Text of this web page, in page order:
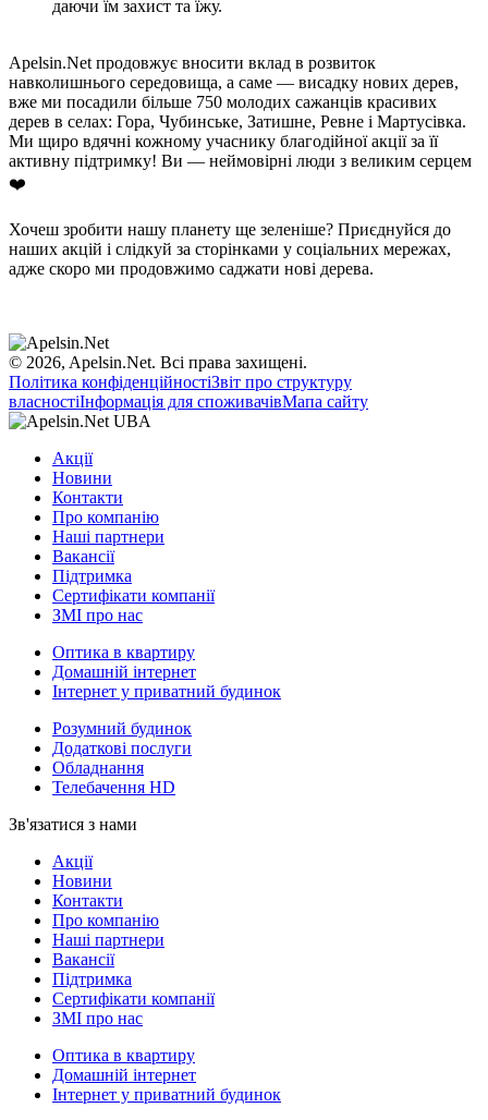
даючи їм захист та їжу.
Apelsin.Net продовжує вносити вклад в розвиток
навколишнього середовища, а саме — висадку нових дерев,
вже ми посадили більше 750 молодих сажанців красивих
дерев в селах: Гора, Чубинське, Затишне, Ревне і Мартусівка.
Ми щиро вдячні кожному учаснику благодійної акції за її
активну підтримку! Ви — неймовірні люди з великим серцем
❤️
Хочеш зробити нашу планету ще зеленіше? Приєднуйся до
наших акцій і слідкуй за сторінками у соціальних мережах,
адже скоро ми продовжимо саджати нові дерева.
© 2026, Apelsin.Net. Всі права захищені.
Політика конфіденційностіЗвіт про структуру
власностіІнформація для споживачівМапа сайту
Акції
Новини
Контакти
Про компанію
Наші партнери
Вакансії
Підтримка
Сертифікати компанії
ЗМІ про нас
Оптика в квартиру
Домашній інтернет
Інтернет у приватний будинок
Розумний будинок
Додаткові послуги
Обладнання
Телебачення HD
Зв'язатися з нами
Акції
Новини
Контакти
Про компанію
Наші партнери
Вакансії
Підтримка
Сертифікати компанії
ЗМІ про нас
Оптика в квартиру
Домашній інтернет
Інтернет у приватний будинок